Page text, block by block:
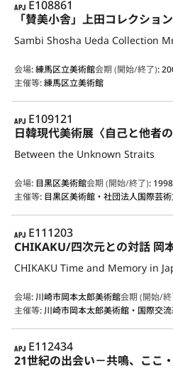
APJ
E108861
会場:練馬区立美術館会期 (開始/終了):
主催等:練馬区立美術館
APJ
E109121
日韓現代美術展〈自己と他者の
Between the Unknown Straits
会場: 目黒区美術館会期 (開始/終了):
主催等: 目黒区美術館・社団法人国際芸
APJ
E111203
CHIKAKU Time and Memory in
会場:川崎市岡本太郎美術館会期 (開始/
主催等:川崎市岡本太郎美術館・国際交
APJ
E112434
21世紀の出会い－共鳴、ここ